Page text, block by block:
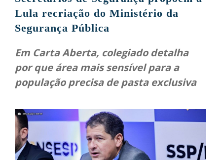
Lula recriação do Ministério da
Segurança Pública
Em Carta Aberta, colegiado detalha
por que área mais sensível para a
população precisa de pasta exclusiva